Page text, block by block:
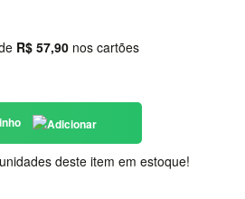
R$ 57,90 nos cartões
deste item em estoque!